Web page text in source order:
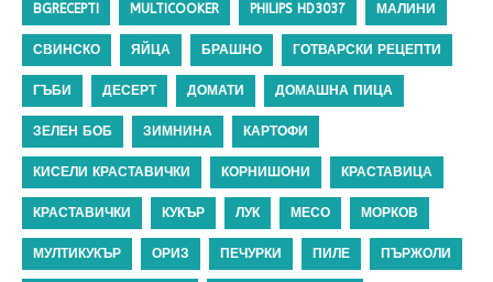
BGRECEPTI MULTICOOKER PHILIPS HD3037 МАЛИНИ
СВИНСКО ЯЙЦА БРАШНО ГОТВАРСКИ РЕЦЕПТИ
ГЪБИ ДЕСЕРТ ДОМАТИ ДОМАШНА ПИЦА
ЗЕЛЕН БОБ ЗИМНИНА КАРТОФИ
КИСЕЛИ КРАСТАВИЧКИ КОРНИШОНИ КРАСТАВИЦА
КРАСТАВИЧКИ КУКЪР ЛУК МЕСО МОРКОВ
МУЛТИКУКЪР ОРИЗ ПЕЧУРКИ ПИЛЕ ПЪРЖОЛИ